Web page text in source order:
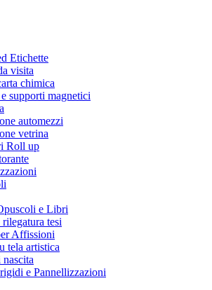
Etichette
visita
chimica
supporti magnetici
automezzi
vetrina
Roll up
e Libri
rilegatura tesi
Affissioni
tela artistica
e Pannellizzazioni